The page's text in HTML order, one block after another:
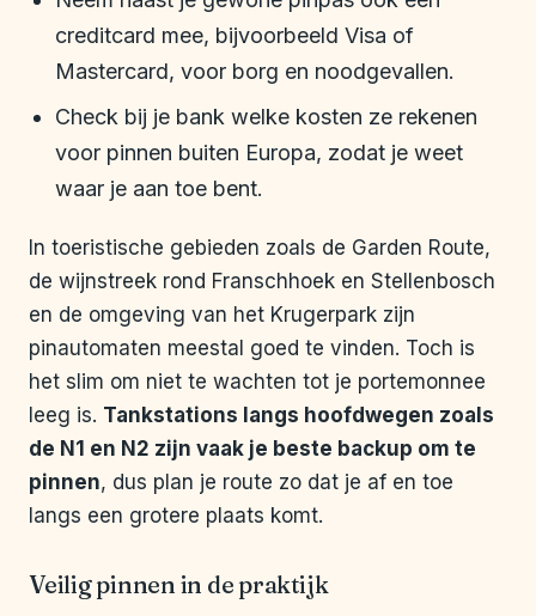
creditcard mee, bijvoorbeeld Visa of
Mastercard, voor borg en noodgevallen.
Check bij je bank welke kosten ze rekenen
voor pinnen buiten Europa, zodat je weet
waar je aan toe bent.
In toeristische gebieden zoals de Garden Route,
de wijnstreek rond Franschhoek en Stellenbosch
en de omgeving van het Krugerpark zijn
pinautomaten meestal goed te vinden. Toch is
het slim om niet te wachten tot je portemonnee
leeg is. Tankstations langs hoofdwegen zoals
de N1 en N2 zijn vaak je beste backup om te
pinnen, dus plan je route zo dat je af en toe
langs een grotere plaats komt.
Veilig pinnen in de praktijk